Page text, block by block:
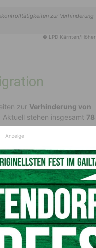
zur Verhinderung
© LPD Kärnten/Höher
zur Verhinderung von
stehen insgesamt 78
Einsatz von Polizei
bei der
illegalen
den Soldaten und dankte
frohe Weihnachten
Anzeige